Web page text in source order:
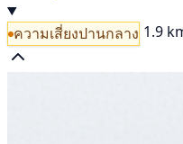
ความเสี่ยงปานกลาง 1.9